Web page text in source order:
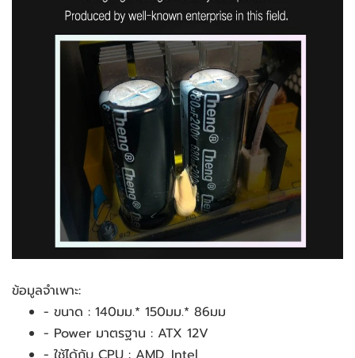
ข้อมูลจำเพาะ:
- ขนาด : 140มม.* 150มม.* 86มม
- Power มาตรฐาน : ATX 12V